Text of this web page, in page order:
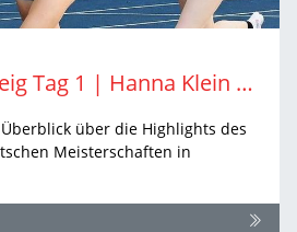
DM Braunschweig Tag 1 | Hanna Klein mit zweitem DM-Titel
über die Highlights des
Meisterschaften in